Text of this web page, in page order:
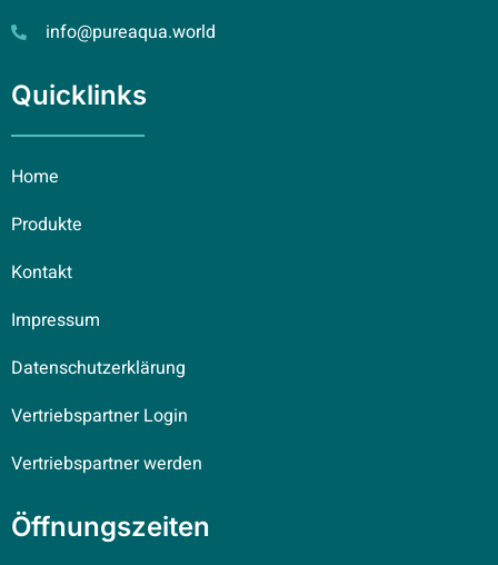
info@pureaqua.world
Quicklinks
Home
Produkte
Kontakt
Impressum
Datenschutzerklärung
Vertriebspartner Login
Vertriebspartner werden
Öffnungszeiten